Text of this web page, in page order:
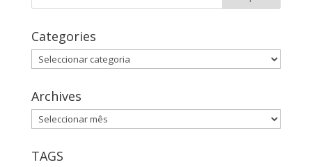
Categories
Categories
Archives
Archives
TAGS